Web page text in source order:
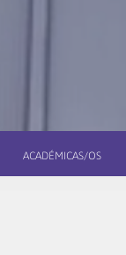
ACADÉMICAS/OS